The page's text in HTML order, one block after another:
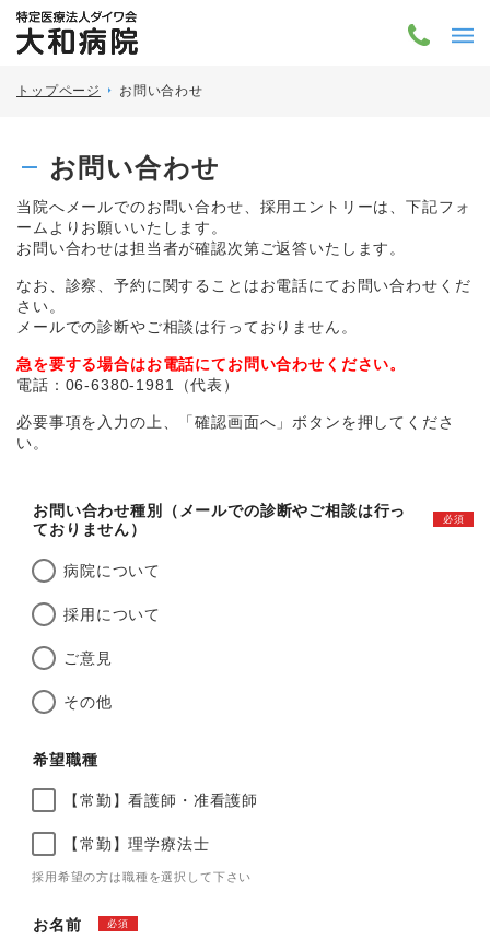
トップページ お問い合わせ
お問い合わせ
当院へメールでのお問い合わせ、採用エントリーは、下記フォ
ームよりお願いいたします。
お問い合わせは担当者が確認次第ご返答いたします。
なお、診察、予約に関することはお電話にてお問い合わせくだ
さい。
メールでの診断やご相談は行っておりません。
急を要する場合はお電話にてお問い合わせください。
電話：06-6380-1981（代表）
必要事項を入力の上、「確認画面へ」ボタンを押してくださ
い。
お問い合わせ種別（メールでの診断やご相談は行っ
ておりません）
必須
病院について
採用について
ご意見
その他
希望職種
【常勤】看護師・准看護師
【常勤】理学療法士
採用希望の方は職種を選択して下さい
お名前 必須